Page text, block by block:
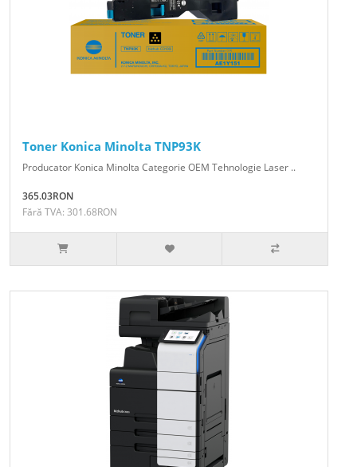
Toner Konica Minolta TNP93K
Producator Konica Minolta Categorie OEM Tehnologie Laser ..
365.03RON
Fără TVA: 301.68RON